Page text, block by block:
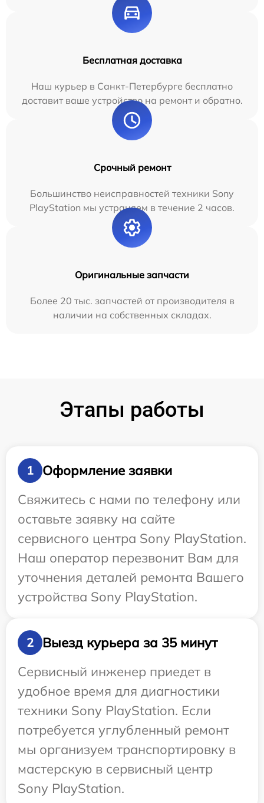
Бесплатная доставка
Наш курьер в Санкт-Петербурге бесплатно
доставит ваше устройство на ремонт и обратно.
Срочный ремонт
Большинство неисправностей техники Sony
PlayStation мы устраняем в течение 2 часов.
Оригинальные запчасти
Более 20 тыс. запчастей от производителя в
наличии на собственных складах.
Этапы работы
1
Оформление заявки
Свяжитесь с нами по телефону или
оставьте заявку на сайте
сервисного центра Sony PlayStation.
Наш оператор перезвонит Вам для
уточнения деталей ремонта Вашего
устройства Sony PlayStation.
2
Выезд курьера за 35 минут
Сервисный инженер приедет в
удобное время для диагностики
техники Sony PlayStation. Если
потребуется углубленный ремонт
мы организуем транспортировку в
мастерскую в сервисный центр
Sony PlayStation.